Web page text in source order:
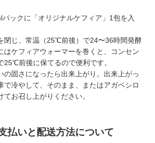
パックに「オリジナルケフィア」1包を入
閉じ、常温（25℃前後）で24〜36時間発酵
はケフィアウォーマーを巻くと、コンセン
25℃前後に保てるので便利です。
の固さになったら出来上がり。出来上がっ
で冷やして、そのまま、またはアガベシロ
てお召し上がりください。
払いと配送方法について